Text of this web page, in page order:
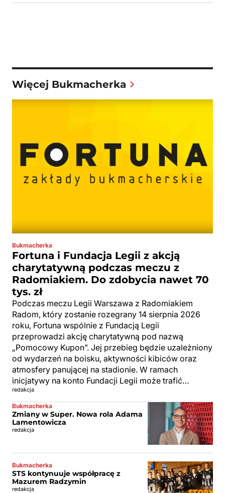
Więcej Bukmacherka
Bukmacherka
Fortuna i Fundacja Legii z akcją
charytatywną podczas meczu z
Radomiakiem. Do zdobycia nawet 70
tys. zł
Podczas meczu Legii Warszawa z Radomiakiem
Radom, który zostanie rozegrany 14 sierpnia 2026
roku, Fortuna wspólnie z Fundacją Legii
przeprowadzi akcję charytatywną pod nazwą
„Pomocowy Kupon”. Jej przebieg będzie uzależniony
od wydarzeń na boisku, aktywności kibiców oraz
atmosfery panującej na stadionie. W ramach
inicjatywy na konto Fundacji Legii może trafić…
redakcja
Bukmacherka
Zmiany w Super. Nowa rola Adama
Lamentowicza
redakcja
Bukmacherka
STS kontynuuje współpracę z
Mazurem Radzymin
redakcja